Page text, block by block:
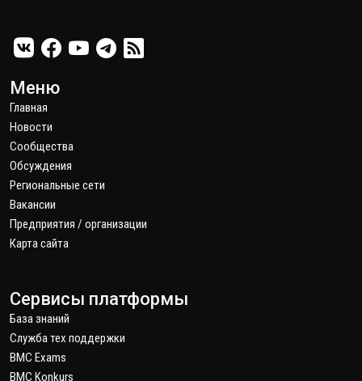
Меню
Главная
Новости
Сообщества
Обсуждения
Региональные сети
Вакансии
Предприятия / организации
Карта сайта
Сервисы платформы
База знаний
Служба тех поддержки
BMC Exams
BMC Konkurs